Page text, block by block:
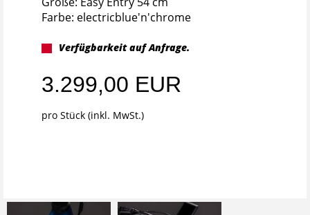
Farbe: electricblue'n'chrome
Verfügbarkeit auf Anfrage.
3.299,00 EUR
pro Stück (inkl. MwSt.)